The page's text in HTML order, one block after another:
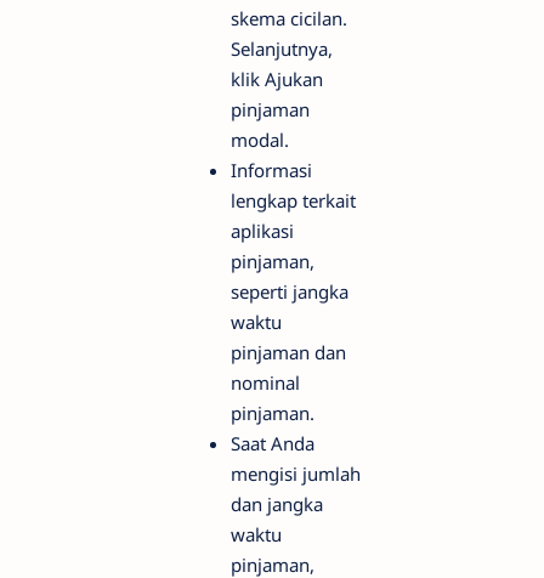
skema cicilan.
Selanjutnya,
klik Ajukan
pinjaman
modal.
Informasi
lengkap terkait
aplikasi
pinjaman,
seperti jangka
waktu
pinjaman dan
nominal
pinjaman.
Saat Anda
mengisi jumlah
dan jangka
waktu
pinjaman,